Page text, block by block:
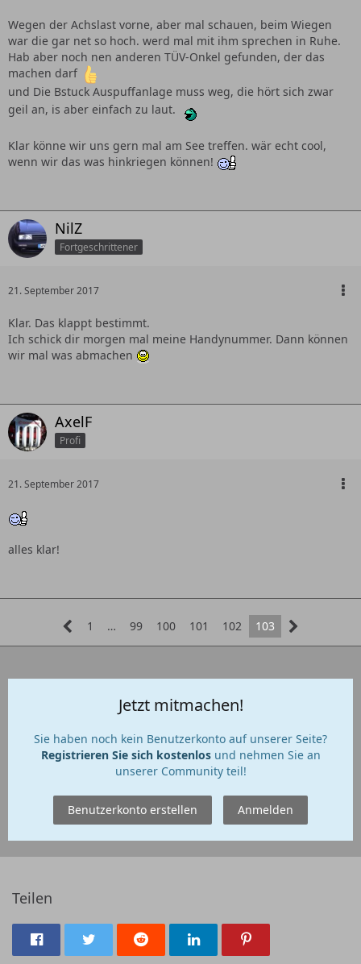
Wegen der Achslast vorne, aber mal schauen, beim Wiegen
war die gar net so hoch. werd mal mit ihm sprechen in Ruhe.
Hab aber noch nen anderen TÜV-Onkel gefunden, der das
machen darf
und Die Bstuck Auspuffanlage muss weg, die hört sich zwar
geil an, is aber einfach zu laut.
Klar könne wir uns gern mal am See treffen. wär echt cool,
wenn wir das was hinkriegen können!
NilZ
Fortgeschrittener
21. September 2017
Klar. Das klappt bestimmt.
Ich schick dir morgen mal meine Handynummer. Dann können
wir mal was abmachen
AxelF
Profi
21. September 2017
alles klar!
1 … 99 100 101 102 103
Jetzt mitmachen!
Sie haben noch kein Benutzerkonto auf unserer Seite?
Registrieren Sie sich kostenlosund nehmen Sie an
unserer Community teil!
Benutzerkonto erstellen Anmelden
Teilen